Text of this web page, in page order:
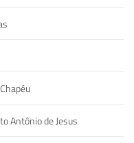
Antônio de Jesus